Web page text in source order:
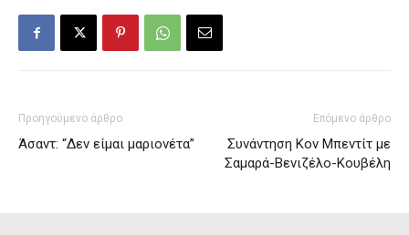
Προηγούμενο άρθρο
Άσαντ: “Δεν είμαι μαριονέτα”
Επόμενο άρθρο
Συνάντηση Κον Μπεντίτ με
Σαμαρά-Βενιζέλο-Κουβέλη